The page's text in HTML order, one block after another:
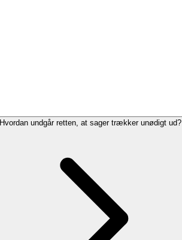
Hvordan undgår retten, at sager trækker unødigt ud?